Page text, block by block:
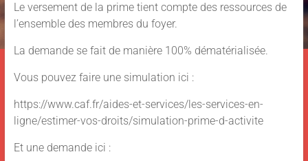
Le versement de la prime tient compte des ressources de
l’ensemble des membres du foyer.
La demande se fait de manière 100% dématérialisée.
Vous pouvez faire une simulation ici :
https://www.caf.fr/aides-et-services/les-services-en-
ligne/estimer-vos-droits/simulation-prime-d-activite
Et une demande ici :